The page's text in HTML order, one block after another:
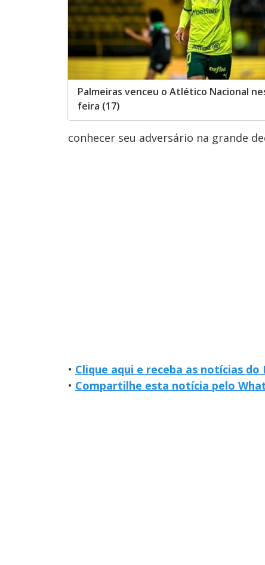
Palmeiras venceu o Atlético Nacional
feira (17)
conhecer seu adversário na grande
• Clique aqui e receba as notícias do
• Compartilhe esta notícia pelo